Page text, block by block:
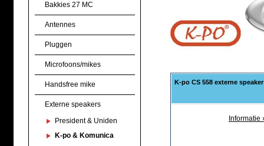
Bakkies 27 MC
Antennes
Pluggen
Microfoons/mikes
Handsfree mike
Externe speakers
President & Uniden
K-po & Komunica
K-po CS 558 externe speaker
Informatie